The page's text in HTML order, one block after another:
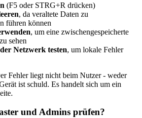
(F5 oder STRG+R drücken)
, da veraltete Daten zu
führen können
, um eine zwischengespeicherte
sehen
Netzwerk testen, um lokale Fehler
Fehler liegt nicht beim Nutzer - weder
ist schuld. Es handelt sich um ein
und Admins prüfen?